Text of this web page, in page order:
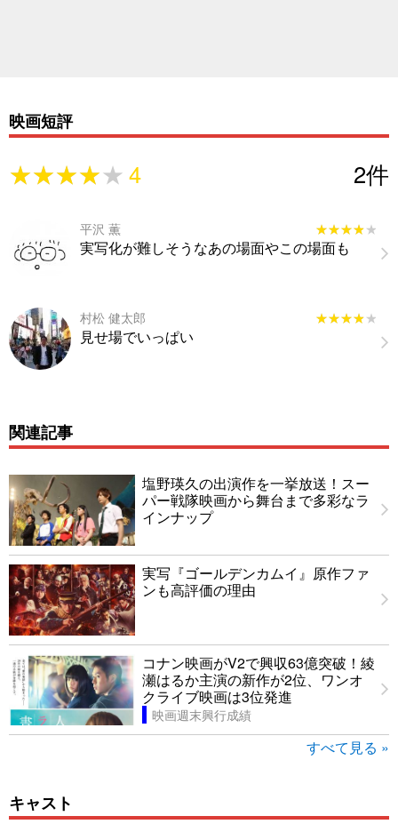
映画短評
★★★★★
★★★★★4 2件
平沢 薫 ★★★★★
★★★★★
実写化が難しそうなあの場面やこの場面も
村松 健太郎 ★★★★★
★★★★★
見せ場でいっぱい
関連記事
塩野瑛久の出演作を一挙放送！スー
パー戦隊映画から舞台まで多彩なラ
インナップ
実写『ゴールデンカムイ』原作ファ
ンも高評価の理由
コナン映画がV2で興収63億突破！綾
瀬はるか主演の新作が2位、ワンオ
クライブ映画は3位発進
映画週末興行成績
すべて見る »
キャスト